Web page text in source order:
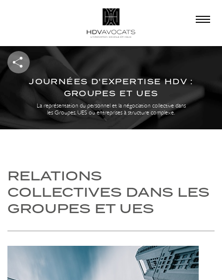
×
QUE RECHERCHEZ-
VOUS ?
JOURNÉES D'EXPERTISE HDV :
GROUPES ET UES
La représentation du personnel et la négociation collective dans
les Groupes, UES ou entreprises à structure complexe.
RELATIONS
COLLECTIVES DANS LES
GROUPES ET UES